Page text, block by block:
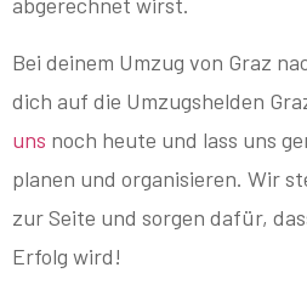
Bei deinem Umzug von Graz
dich auf die Umzugshelden
uns noch heute und lass uns
planen und organisieren. Wir
zur Seite und sorgen dafür,
Erfolg wird!